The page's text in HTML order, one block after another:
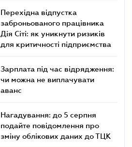
Перехідна відпустка
заброньованого працівника
Дія Сіті: як уникнути ризиків
для критичності підприємства
Зарплата під час відрядження:
чи можна не виплачувати
аванс
Нагадування: до 5 серпня
подайте повідомлення про
зміну облікових даних до ТЦК